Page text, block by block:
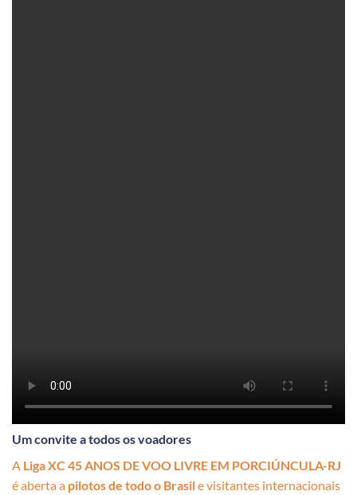
Um convite a todos os voadores
A Liga XC 45 ANOS DE VOO LIVRE EM PORCIÚNCULA-RJ
é aberta a pilotos de todo o Brasile visitantes internacionais